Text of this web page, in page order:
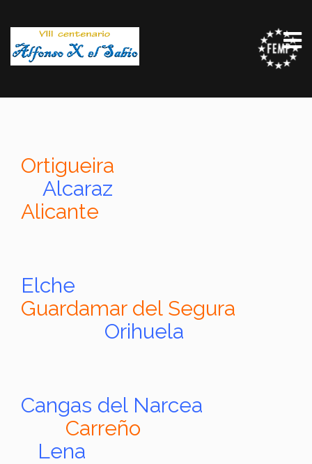
Ortigueira
Alcaraz
Alicante
Elche
Guardamar del Segura
Orihuela
Cangas del Narcea
Carreño
Lena